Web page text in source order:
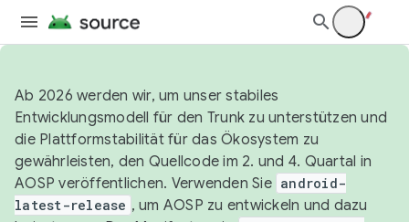
Ab 2026 werden wir, um unser stabiles
Entwicklungsmodell für den Trunk zu unterstützen und
die Plattformstabilität für das Ökosystem zu
gewährleisten, den Quellcode im 2. und 4. Quartal in
AOSP veröffentlichen. Verwenden Sie android-
latest-release , um AOSP zu entwickeln und dazu